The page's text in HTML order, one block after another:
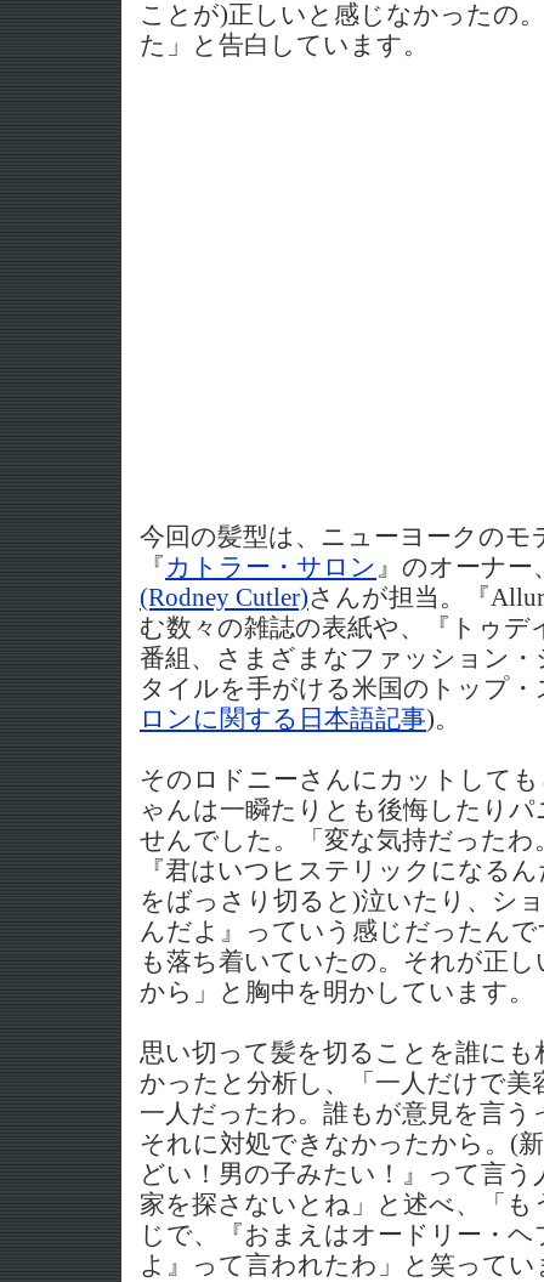
ことが)正しいと感じなかったの
た」と告白しています。
今回の髪型は、ニューヨークのモ
『カトラー・サロン 』のオーナー
(Rodney Cutler)さんが担当。『
む数々の雑誌の表紙や、『トゥデ
番組、さまざまなファッション
タイルを手がける米国のトップ
ロンに関する日本語記事)。
そのロドニーさんにカットして
ゃんは一瞬たりとも後悔したり
せんでした。「変な気持だったわ
『君はいつヒステリックになる
をばっさり切ると)泣いたり、シ
んだよ』っていう感じだったん
も落ち着いていたの。それが正
から」と胸中を明かしています。
思い切って髪を切ることを誰に
かったと分析し、「一人だけで美
一人だったわ。誰もが意見を言
それに対処できなかったから。(
どい！男の子みたい！』って言
家を探さないとね」と述べ、「
じで、『おまえはオードリー・
よ』って言われたわ」と笑ってい